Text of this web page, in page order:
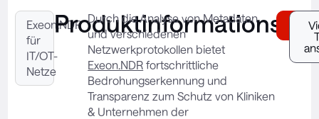
Exeon.NDR
für
IT/OT-
Netze
Durch die Analyse von Metadaten
und verschiedenen
Netzwerkprotokollen bietet
Exeon.NDR fortschrittliche
Bedrohungserkennung und
Transparenz zum Schutz von Kliniken
& Unternehmen der